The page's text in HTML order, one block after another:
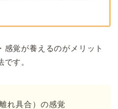
覚が養えるのがメリット
す。
れ具合）の感覚